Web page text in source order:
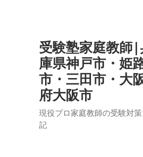
受験塾家庭教師
庫県神戸市・姫
市・三田市・大
府大阪市
現役プロ家庭教師の受験対策
記